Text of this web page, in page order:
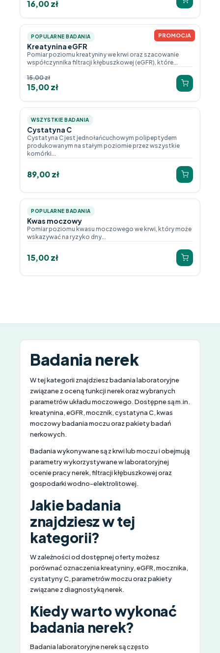
16,00zł
PROMOCJA
POPULARNE BADANIA
Kreatynina eGFR
Pomiar poziomu kreatyniny we krwi oraz szacowanie
współczynnika filtracji kłębuszkowej (eGFR), które...
15,00zł
15,00zł
WSZYSTKIE BADANIA
Cystatyna C
Cystatyna C jest jednołańcuchowym polipeptydem
produkowanym na stałym poziomie przez wszystkie
komórki...
89,00zł
POPULARNE BADANIA
Kwas moczowy
Pomiar poziomu kwasu moczowego we krwi, który może
wskazywać na ryzyko dny...
15,00zł
Badania nerek
W tej kategorii znajdziesz badania laboratoryjne
związane z oceną funkcji nerek oraz wybranych
parametrów układu moczowego. Dostępne są m.in.
kreatynina, eGFR, mocznik, cystatyna C, kwas
moczowy badania moczu oraz pakiety badań
nerkowych.
Badania wykonywane są z krwi lub moczu i obejmują
parametry wykorzystywane w laboratoryjnej
ocenie pracy nerek, filtracji kłębuszkowej oraz
gospodarki wodno-elektrolitowej.
Jakie badania
znajdziesz w tej
kategorii?
W zależności od dostępnej oferty możesz
porównać oznaczenia kreatyniny, eGFR, mocznika,
cystatyny C, parametrów moczu oraz pakiety
związane z diagnostyką nerek.
Kiedy warto wykonać
badania nerek?
Badania laboratoryjne nerek są często